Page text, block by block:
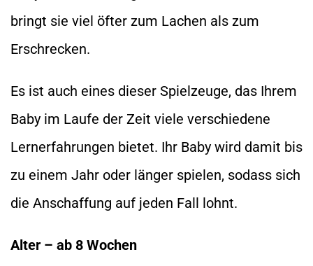
bringt sie viel öfter zum Lachen als zum
Erschrecken.
Es ist auch eines dieser Spielzeuge, das Ihrem
Baby im Laufe der Zeit viele verschiedene
Lernerfahrungen bietet. Ihr Baby wird damit bis
zu einem Jahr oder länger spielen, sodass sich
die Anschaffung auf jeden Fall lohnt.
Alter – ab 8 Wochen